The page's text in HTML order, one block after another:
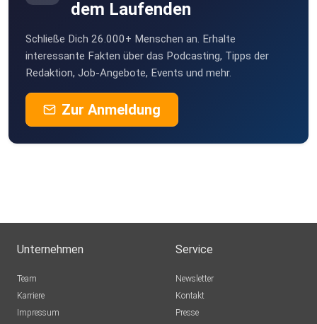
dem Laufenden
Schließe Dich 26.000+ Menschen an. Erhalte
interessante Fakten über das Podcasting, Tipps der
Redaktion, Job-Angebote, Events und mehr.
Zur Anmeldung
Unternehmen
Team
Karriere
Impressum
Service
Newsletter
Kontakt
Presse